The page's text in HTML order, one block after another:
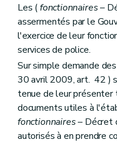
Les (fonctionnaires–
assermentés par le
l'exercice de leur
services de police.
Sur simple demande
30 avril 2009, art. 42 )
tenue de leur
documents utiles à
fonctionnaires– Décret
autorisés à en prendre